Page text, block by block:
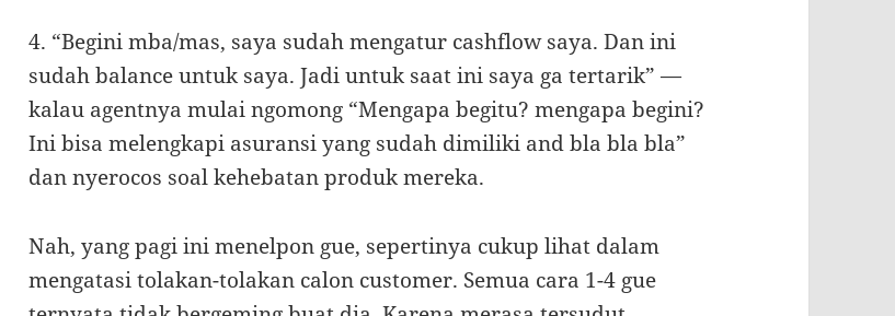
4. “Begini mba/mas, saya sudah mengatur cashflow saya. Dan ini
sudah balance untuk saya. Jadi untuk saat ini saya ga tertarik” —
kalau agentnya mulai ngomong “Mengapa begitu? mengapa begini?
Ini bisa melengkapi asuransi yang sudah dimiliki and bla bla bla”
dan nyerocos soal kehebatan produk mereka.
Nah, yang pagi ini menelpon gue, sepertinya cukup lihat dalam
mengatasi tolakan-tolakan calon customer. Semua cara 1-4 gue